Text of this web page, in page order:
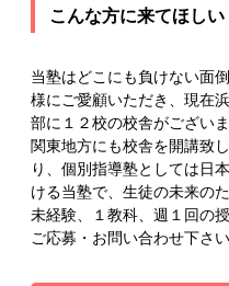
こんな方に来てほしい
当塾はどこにも負けない面
様にご愛顧いただき、現在
部に１２校の校舎がござい
関東地方にも校舎を開講致
り、個別指導塾としては日
ける当塾で、生徒の未来の
未経験、１教科、週１回の
ご応募・お問い合わせ下さい